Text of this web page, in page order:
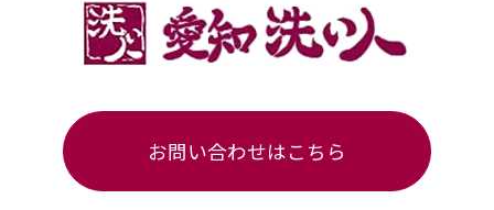
お問い合わせはこちら